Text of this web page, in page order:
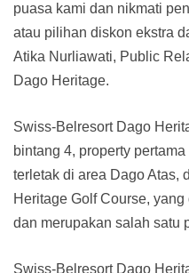
puasa kami dan nikmati
atau pilihan diskon ekstra
Atika Nurliawati, Public
Dago Heritage.
Swiss-Belresort Dago
bintang 4, property
terletak di area Dago Atas,
Heritage Golf Course,
dan merupakan salah satu
Swiss-Belresort Dago